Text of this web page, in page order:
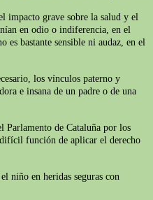
impacto grave sobre la salud y el
en odio o indiferencia, en el
es bastante sensible ni audaz, en el
los vínculos paterno y
e insana de un padre o de una
Parlamento de Cataluña por los
difícil función de aplicar el derecho
niño en heridas seguras con